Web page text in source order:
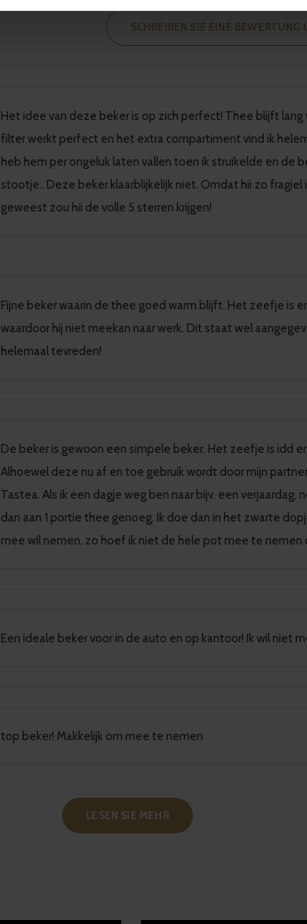
SCHREIBEN SIE EINE
Het idee van deze beker is op zich perfect! Thee blijft
filter werkt perfect en het extra compartiment vind ik
heb hem per ongeluk laten vallen toen ik struikelde en de
stootje.. Deze beker klaarblijkelijk niet. Omdat hii zo fragiel
geweest zou hii de volle 5 sterren krijgen!
Fijne beker waarin de thee goed warm blijft. Het zeefje is
waardoor hij niet meekan naar werk. Dit staat wel
helemaal tevreden!
De beker is gewoon een simpele beker. Het zeefje is idd
Alhoewel deze nu af en toe gebruik wordt door mijn
Tastea. Als ik een dagje weg ben naar bijv. een
dan aan 1 portie thee genoeg. Ik doe dan in het zwarte
mee wil nemen. zo hoef ik niet de hele pot mee te nemen
Een ideale beker voor in de auto en op kantoor! Ik wil niet
top beker! Makkelijk om mee te nemen
LESEN SIE MEHR